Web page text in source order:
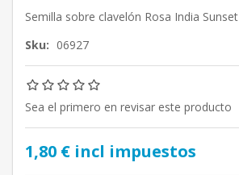
Semilla sobre clavelón Rosa India Sunset
Sku: 06927
Sea el primero en revisar este producto
1,80 € incl impuestos